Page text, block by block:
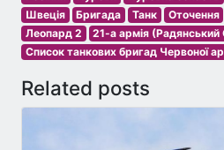
Швеція
Бригада Танк Оточення
Леопард 2
21-а армія
Список танкових бригад Червоної
Related posts